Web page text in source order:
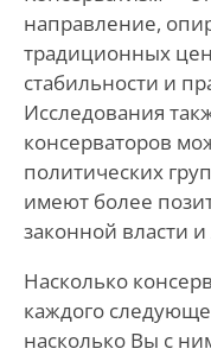
направление,
традиционных
стабильности и
Исследования
консерваторов
политических
имеют более
законной власти
Насколько
каждого
насколько Вы с